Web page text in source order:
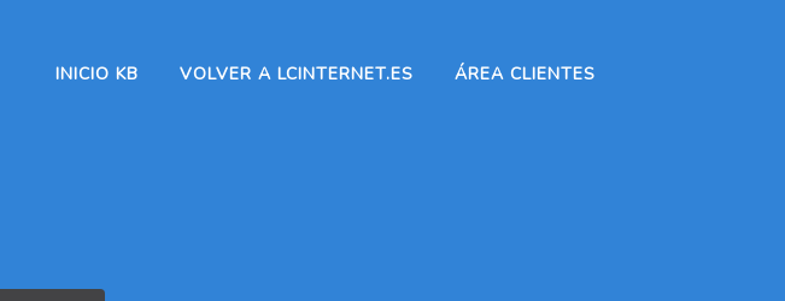
INICIO KB VOLVER A LCINTERNET.ES ÁREA CLIENTES